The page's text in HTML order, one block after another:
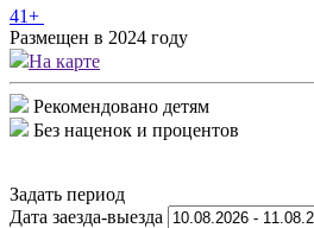
41+
Размещен в 2024 году
На карте
Рекомендовано детям
Без наценок и процентов
Задать период
Дата заезда-выезда